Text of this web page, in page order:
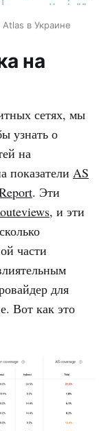
в Украине
на
сетях, мы
узнать о
на
показатели AS
. Эти
, и эти
части
для
Вот как это